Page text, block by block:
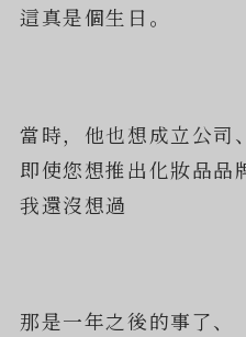
這真是個生日。
當時，他也想成立公司、
即使您想推出化妝品品
我還沒想過
那是一年之後的事了、